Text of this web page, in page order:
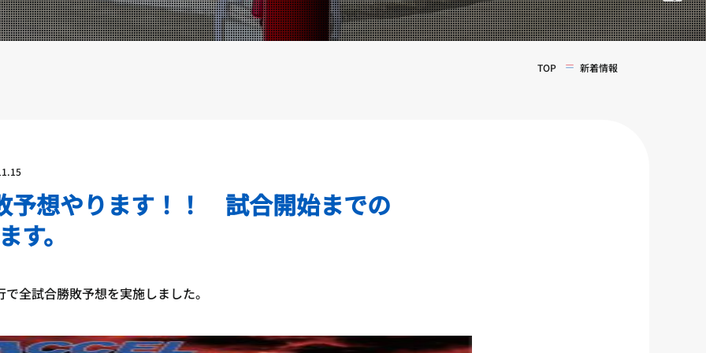
TOP 新着情報
予想やります！！ 試合開始までの
す。
全試合勝敗予想を実施しました。